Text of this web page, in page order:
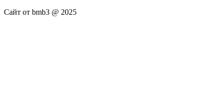
Сайт от bmb3 @ 2025